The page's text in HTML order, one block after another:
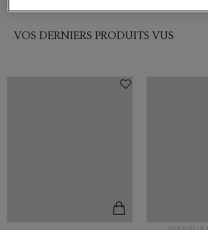
VOS DERNIERS PRODUITS VUS